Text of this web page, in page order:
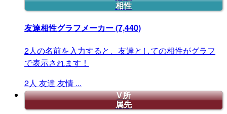
相性
友達相性グラフメーカー(7,440)
2人の名前を入力すると、友達としての相性がグラフ
で表示されます！
2人 友達 友情 ...
V所
属先